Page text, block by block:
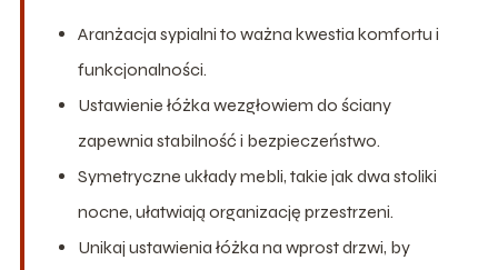
Aranżacja sypialni to ważna kwestia komfortu i
funkcjonalności.
Ustawienie łóżka wezgłowiem do ściany
zapewnia stabilność i bezpieczeństwo.
Symetryczne układy mebli, takie jak dwa stoliki
nocne, ułatwiają organizację przestrzeni.
Unikaj ustawienia łóżka na wprost drzwi, by